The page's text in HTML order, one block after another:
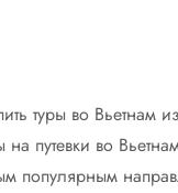
туры во
путевки во
популярным